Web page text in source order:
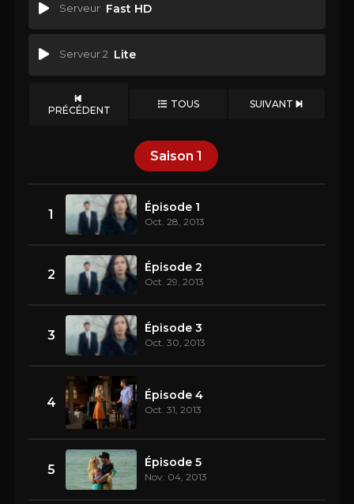
Serveur Fast HD
Serveur 2 Lite
PRÉCÉDENT TOUS SUIVANT
Saison 1
1 Épisode 1
Oct. 28, 2013
2 Épisode 2
Oct. 29, 2013
3 Épisode 3
Oct. 30, 2013
4 Épisode 4
Oct. 31, 2013
5 Épisode 5
Nov. 04, 2013